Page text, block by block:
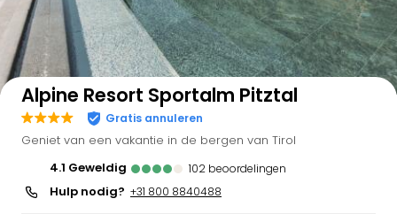
Bekijk op kaart
Alpine Resort Sportalm Pitztal
Gratis annuleren
Geniet van een vakantie in de bergen van Tirol
4.1
geweldig 102 beoordelingen
Hulp nodig? +31 800 8840488